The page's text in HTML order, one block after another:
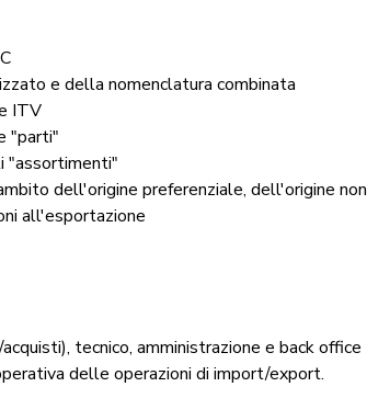
e della nomenclatura combinata
ITV
"parti"
"assortimenti"
dell'origine preferenziale, dell'origine non
all'esportazione
tecnico, amministrazione e back office
delle operazioni di import/export.